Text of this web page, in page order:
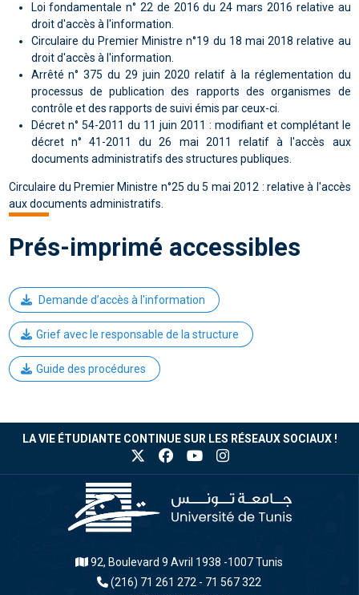
Loi fondamentalen° 22 de 2016 du 24 mars 2016 relative au
droit d'accès à l'information
Circulaire du Premier Ministre n°19 du 18 mai 2018 relative au
droit d'accès à l'information.
Arrêté n° 375 du 29 juin 2020 relatif à la réglementation du
processus de publication des rapports des organismes de
contrôle et des rapports de suivi émis par ceux-ci.
Décret n° 54-2011 du 11 juin 2011 : modifiant et complétant le
décret n° 41-2011 du 26 mai 2011 relatif à l'accès aux
documents administratifs des structures publiques.
Circulaire du Premier Ministre n°25 du 5 mai 2012 : relative à l'accès
aux documents administratifs.
Prés-imprimé accessibles
Demande d’accès à l'information
Grief avec le responsable de la structure
Guide des procédures
LA VIE ÉTUDIANTE CONTINUE SUR LES RÉSEAUX SOCIAUX !
92, Boulevard 9 Avril 1938 -1007 Tunis
(216) 71 261 272 - 71 567 322